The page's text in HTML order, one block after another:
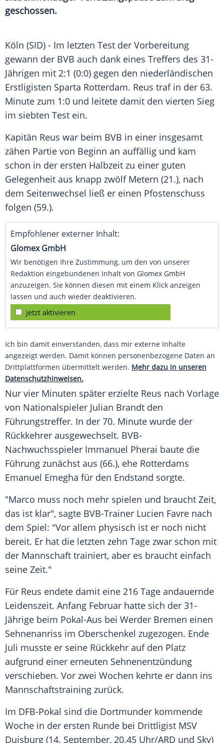
geschossen.
Köln (SID) - Im letzten Test der Vorbereitung
gewann der BVB auch dank eines Treffers des 31-
Jährigen mit 2:1 (0:0) gegen den niederländischen
Erstligisten Sparta Rotterdam. Reus traf in der 63.
Minute zum 1:0 und leitete damit den vierten Sieg
im siebten Test ein.
Kapitän Reus war beim BVB in einer insgesamt
zähen Partie von Beginn an auffällig und kam
schon in der ersten Halbzeit zu einer guten
Gelegenheit aus knapp zwölf Metern (21.), nach
dem Seitenwechsel ließ er einen Pfostenschuss
folgen (59.).
Empfohlener externer Inhalt:
Glomex GmbH
Wir benötigen Ihre Zustimmung, um den von unserer
Redaktion eingebundenen Inhalt von Glomex GmbH
anzuzeigen. Sie können diesen mit einem Klick anzeigen
lassen und auch wieder deaktivieren.
jetzt aktivieren
Ich bin damit einverstanden, dass mir externe Inhalte
angezeigt werden. Damit können personenbezogene Daten an
Drittplattformen übermittelt werden. Mehr dazu in unseren
Datenschutzhinweisen.
Nur vier Minuten später erzielte Reus nach Vorlage
von Nationalspieler Julian Brandt den
Führungstreffer. In der 70. Minute wurde der
Rückkehrer ausgewechselt. BVB-
Nachwuchsspieler Immanuel Pherai baute die
Führung zunächst aus (66.), ehe Rotterdams
Emanuel Emegha für den Endstand sorgte.
"Marco muss noch mehr spielen und braucht Zeit,
das ist klar", sagte BVB-Trainer Lucien Favre nach
dem Spiel: "Vor allem physisch ist er noch nicht
bereit. Er hat die letzten zehn Tage zwar schon mit
der Mannschaft trainiert, aber es braucht einfach
seine Zeit."
Für Reus endete damit eine 216 Tage andauernde
Leidenszeit. Anfang Februar hatte sich der 31-
Jährige beim Pokal-Aus bei Werder Bremen einen
Sehnenanriss im Oberschenkel zugezogen. Ende
Juli musste er seine Rückkehr auf den Platz
aufgrund einer erneuten Sehnenentzündung
verschieben. Vor zwei Wochen kehrte er dann ins
Mannschaftstraining zurück.
Im DFB-Pokal sind die Dortmunder kommende
Woche in der ersten Runde bei Drittligist MSV
Duisburg (14. September, 20.45 Uhr/ARD und Sky)